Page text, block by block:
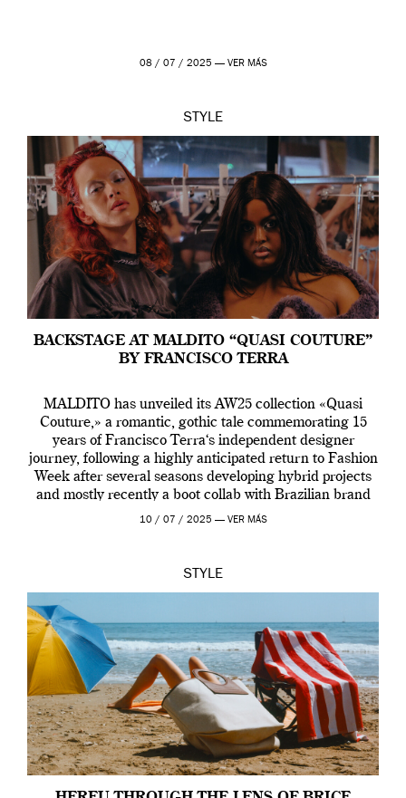
08 / 07 / 2025 — VER MÁS
STYLE
BACKSTAGE AT MALDITO “QUASI COUTURE”
BY FRANCISCO TERRA
MALDITO has unveiled its AW25 collection «Quasi
Couture,» a romantic, gothic tale commemorating 15
years of Francisco Terra‘s independent designer
journey, following a highly anticipated return to Fashion
Week after several seasons developing hybrid projects
and mostly recently a boot collab with Brazilian brand
Melissa. This fashion show is a component of Francisco
10 / 07 / 2025 — VER MÁS
STYLE